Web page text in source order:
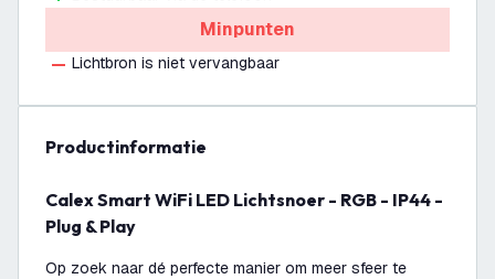
Minpunten
Lichtbron is niet vervangbaar
productinformatie
Calex Smart WiFi LED Lichtsnoer - RGB - IP44 -
Plug & Play
Op zoek naar dé perfecte manier om meer sfeer te